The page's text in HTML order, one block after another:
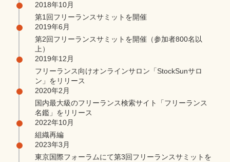
2018年10月
第1回フリーランスサミットを開催
2019年6月
第2回フリーランスサミットを開催（参加者800名以
上）
2019年12月
フリーランス向けオンラインサロン「StockSunサロ
ン」をリリース
2020年2月
国内最大級のフリーランス検索サイト「フリーランス
名鑑」をリリース
2022年10月
組織再編
2023年3月
東京国際フォーラムにて第3回フリーランスサミットを